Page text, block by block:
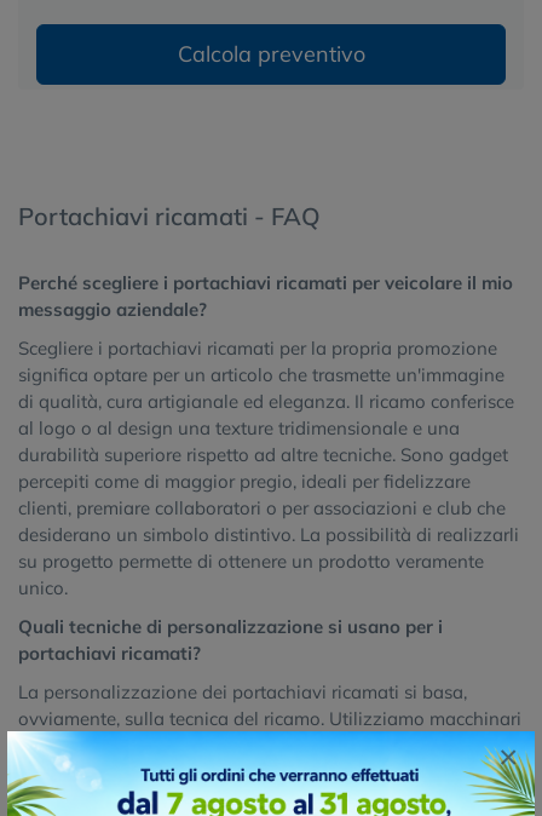
×
Calcola preventivo
Portachiavi ricamati - FAQ
Perché scegliere i portachiavi ricamati per veicolare il mio
messaggio aziendale?
Scegliere i portachiavi ricamati per la propria promozione
significa optare per un articolo che trasmette un'immagine
di qualità, cura artigianale ed eleganza. Il ricamo conferisce
al logo o al design una texture tridimensionale e una
durabilità superiore rispetto ad altre tecniche. Sono gadget
percepiti come di maggior pregio, ideali per fidelizzare
clienti, premiare collaboratori o per associazioni e club che
desiderano un simbolo distintivo. La possibilità di realizzarli
su progetto permette di ottenere un prodotto veramente
unico.
Quali tecniche di personalizzazione si usano per i
portachiavi ricamati?
La personalizzazione dei portachiavi ricamati si basa,
ovviamente, sulla tecnica del ricamo. Utilizziamo macchinari
moderni e filati di alta qualità per riprodurre loghi e design
con precisione e brillantezza dei colori. Per progetti su
misura, possiamo definire il tipo di punto, la densità del